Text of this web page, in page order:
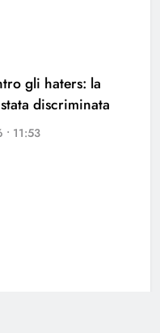
gli haters: la
discriminata
11:53